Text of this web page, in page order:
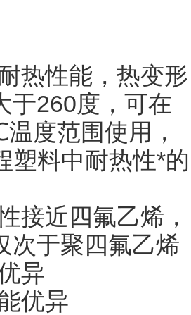
热性能，热变形
于260度，可在
度范围使用，
塑料中耐热性*的
接近四氟乙烯，
次于聚四氟乙烯
异
优异